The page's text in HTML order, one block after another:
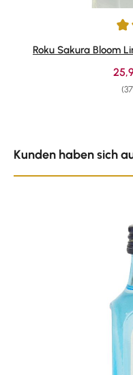
Durchschnittliche
Roku Sakura Bloom
Kunden haben sich